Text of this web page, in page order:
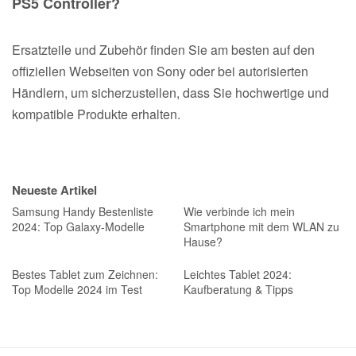
Ersatzteile und Zubehör finden Sie am besten auf den
offiziellen Webseiten von Sony oder bei autorisierten
Händlern, um sicherzustellen, dass Sie hochwertige und
kompatible Produkte erhalten.
Neueste Artikel
Samsung Handy Bestenliste
2024: Top Galaxy-Modelle
Wie verbinde ich mein
Smartphone mit dem WLAN zu
Hause?
Bestes Tablet zum Zeichnen:
Top Modelle 2024 im Test
Leichtes Tablet 2024:
Kaufberatung & Tipps